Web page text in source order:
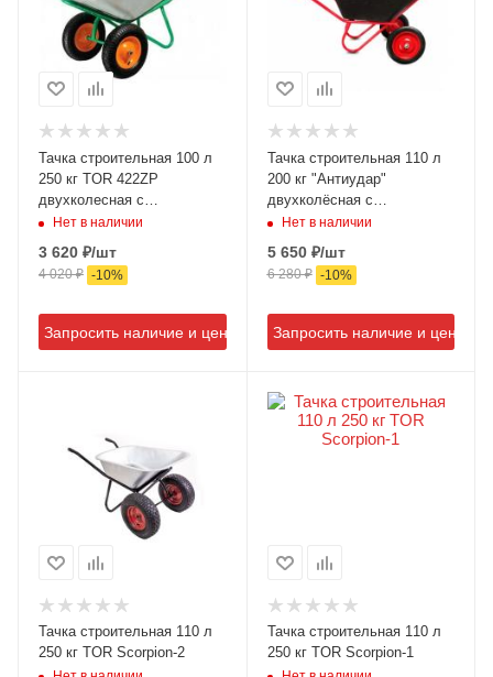
Тачка строительная 100 л
250 кг TOR 422ZP
двухколесная с
пневмоколесом
Нет в наличии
3 620 ₽/шт
4 020₽ -10%
Запросить наличие и цену
Тачка строительная 110 л
200 кг "Антиудар"
двухколёсная с
пневмоколесом
Нет в наличии
5 650₽/шт
6 280₽ -10%
Запросить наличие и цену
Тачка строительная 110 л
250 кг TOR Scorpion-2
Тачка строительная 110 л
250 кг TOR Scorpion-1